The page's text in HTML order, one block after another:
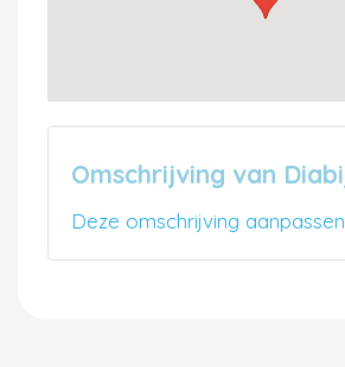
Omschrijving van
Deze omschrijving